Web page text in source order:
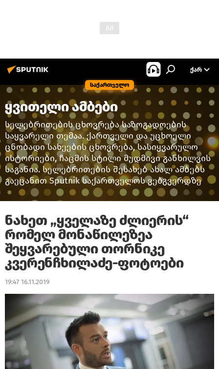
საქართველო
ᲥᲐᲠ
ყვითელი ამბები
სელებრითების ცხოვრება საზოგადოების
საყვარელი თემაა. ქართველი და უცხოელი
ცნობადი სახეების ცხოვრება, სასიყვარულო
ისტორიები, ჩაცმის სტილი მუდმივი განხილვის
საგანია. სელებრითების შესახებ ახალ ამბებს
გაეცანით Sputnik საქართველოს ვებგვერდზე
ნახეთ „ყველაზე ძლიერის“
რომელ მონაწილეზეა
შეყვარებული თორნიკე
კვერენჩხილაძე-ფოტოები
19:47 16.11.2019